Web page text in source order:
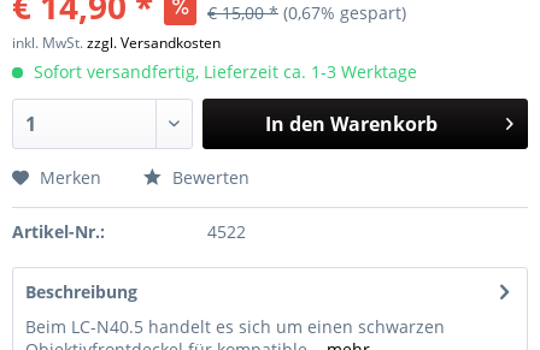
€ 15,00 * (0,67% gespart)
inkl. MwSt.zzgl. Versandkosten
Sofort versandfertig, Lieferzeit ca. 1-3 Werktage
In den Warenkorb
Merken Bewerten
Artikel-Nr.: 4522
Beschreibung
Beim LC-N40.5 handelt es sich um einen schwarzen